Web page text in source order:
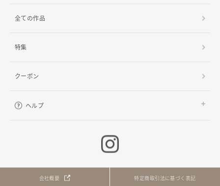
全ての作品
特集
クーポン
ヘルプ
会社概要 特定商取引法に基づく表記